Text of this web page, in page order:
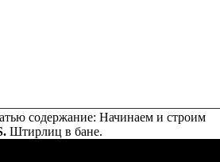
содержание: Начинаем и строим
Штирлиц в бане.